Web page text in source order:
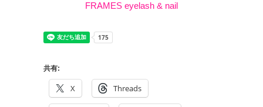
FRAMES eyelash & nail
共有:
X Threads